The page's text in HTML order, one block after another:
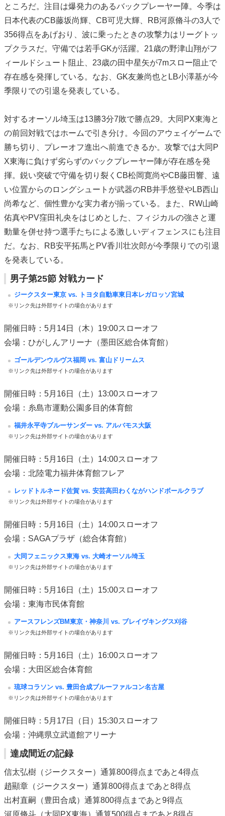
ところだ。注目は爆発力のあるバックプレーヤー陣。今季は
日本代表のCB藤坂尚輝、CB可児大輝、RB河原脩斗の3人で
356得点をあげおり、波に乗ったときの攻撃力はリーグトッ
プクラスだ。守備では若手GKが活躍。21歳の野津山翔がフ
ィールドシュート阻止、23歳の田中星矢が7mスロー阻止で
存在感を発揮している。なお、GK友兼尚也とLB小澤基が今
季限りでの引退を発表している。
対するオーソル埼玉は13勝3分7敗で勝点29。大同PX東海と
の前回対戦ではホームで引き分け。今回のアウェイゲームで
勝ち切り、プレーオフ進出へ前進できるか。攻撃では大同P
X東海に負けず劣らずのバックプレーヤー陣が存在感を発
揮。鋭い突破で守備を切り裂くCB松岡寛尚やCB藤田響、遠
い位置からのロングシュートが武器のRB井手悠登やLB西山
尚希など、個性豊かな実力者が揃っている。また、RW山崎
佑真やPV窪田礼央をはじめとした、フィジカルの強さと運
動量を併せ持つ選手たちによる激しいディフェンスにも注目
だ。なお、RB安平拓馬とPV香川壮次郎が今季限りでの引退
を発表している。
男子第25節 対戦カード
ジークスター東京 vs. トヨタ自動車東日本レガロッソ宮城
※リンク先は外部サイトの場合があります
開催日時：5月14日（木）19:00スローオフ
会場：ひがしんアリーナ（墨田区総合体育館）
ゴールデンウルヴス福岡 vs. 富山ドリームス
※リンク先は外部サイトの場合があります
開催日時：5月16日（土）13:00スローオフ
会場：糸島市運動公園多目的体育館
福井永平寺ブルーサンダー vs. アルバモス大阪
※リンク先は外部サイトの場合があります
開催日時：5月16日（土）14:00スローオフ
会場：北陸電力福井体育館フレア
レッドトルネード佐賀 vs. 安芸高田わくながハンドボールクラブ
※リンク先は外部サイトの場合があります
開催日時：5月16日（土）14:00スローオフ
会場：SAGAプラザ（総合体育館）
大同フェニックス東海 vs. 大崎オーソル埼玉
※リンク先は外部サイトの場合があります
開催日時：5月16日（土）15:00スローオフ
会場：東海市民体育館
アースフレンズBM東京・神奈川 vs. ブレイヴキングス刈谷
※リンク先は外部サイトの場合があります
開催日時：5月16日（土）16:00スローオフ
会場：大田区総合体育館
琉球コラソン vs. 豊田合成ブルーファルコン名古屋
※リンク先は外部サイトの場合があります
開催日時：5月17日（日）15:30スローオフ
会場：沖縄県立武道館アリーナ
達成間近の記録
信太弘樹（ジークスター）通算800得点まであと4得点
趙顯章（ジークスター）通算800得点まであと8得点
出村直嗣（豊田合成）通算800得点まであと9得点